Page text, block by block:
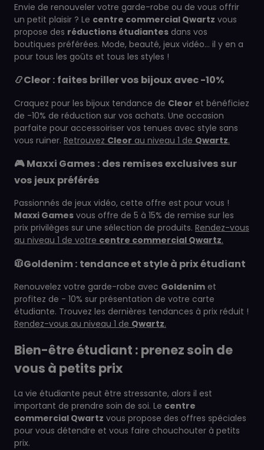
Envie de renouveler votre garde-robe ou de vous offrir
un petit plaisir ? Le centre commercial Qwartz vous
propose des réductions étudiantes dans vos
boutiques préférées. Mode, beauté, jeux vidéo… il y en a
pour tous les goûts et tous les styles !
📿Cleor : faites briller vos bijoux avec -10%
Craquez pour les bijoux tendance de Cleor et bénéficiez
de -10% de réduction sur vos achats. Une occasion
parfaite pour accessoiriser vos tenues avec style sans
vous ruiner. Retrouvez Cleor au niveau 1 de Qwartz.
🎮️ Maxxi Games : des remises exclusives sur
vos jeux préférés
Passionnés de jeux vidéo, cette offre est pour vous !
Maxxi Games vous offre de 5 à 15% de remise sur les
prix privilèges sur une sélection de produits. Rendez-vous
au niveau 1 de votre centre commercial Qwartz.
🧥Goldenim : tendance et style à prix étudiant
Renouvelez votre garde-robe avec Goldenim et
profitez de - 10% sur présentation de votre carte
étudiante. Trouvez les dernières tendances à prix réduit !
Rendez-vous au niveau 1 de Qwartz.
Bien-être étudiant : prenez soin de
vous à petits prix
La vie étudiante peut être stressante, alors il est
important de prendre soin de soi. Le centre
commercial Qwartz vous propose des offres spéciales
pour vous détendre et vous faire chouchouter à petits
prix.